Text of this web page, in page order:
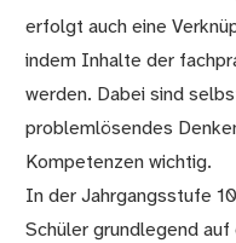
erfolgt auch eine
indem Inhalte der
werden. Dabei sind
problemlösendes
Kompetenzen wichtig.
In der Jahrgangsstufe
Schüler grundlegend